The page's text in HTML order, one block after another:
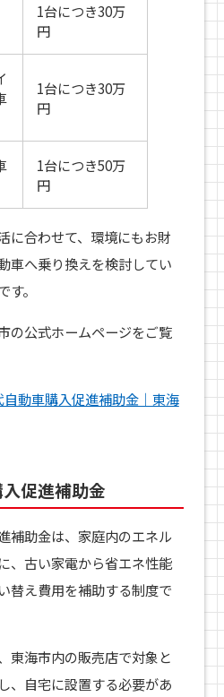
1台につき30万
円
1台につき30万
円
1台につき50万
円
に合わせて、環境にもお財
車へ乗り換えを検討してい
。
の公式ホームページをご覧
動車購入促進補助金｜東海
促進補助金
補助金は、家庭内のエネル
、古い家電から省エネ性能
替え費用を補助する制度で
東海市内の販売店で対象と
、自宅に設置する必要があ